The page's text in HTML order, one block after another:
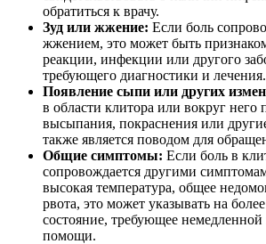
обратиться к врачу.
Зуд или жжение: Если боль
жжением, это может быть
реакции, инфекции или другого
требующего диагностики и лечения.
Появление сыпи или других
в области клитора или вокруг него
высыпания, покраснения или
также является поводом для
Общие симптомы: Если боль в
сопровождается другими
высокая температура, общее
рвота, это может указывать на более
состояние, требующее
помощи.